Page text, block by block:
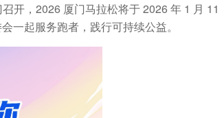
开，2026 厦门马拉松将于 2026 年 1 月 11
一起服务跑者，践行可持续公益。